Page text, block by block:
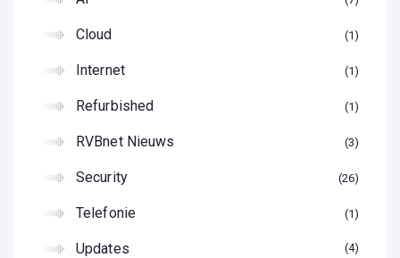
Cloud 1
Internet 1
Refurbished 1
RVBnet Nieuws 3
Security 26
Telefonie 1
Updates 4